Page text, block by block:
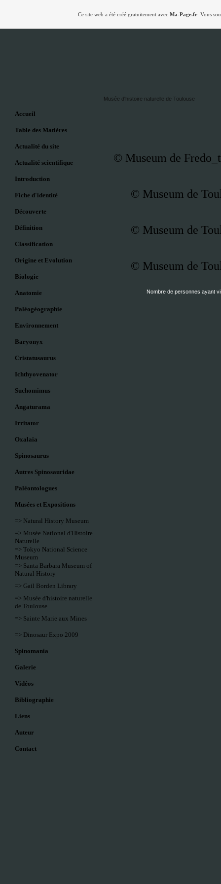
Accueil
Table des Matières
Actualité du site
Actualité scientifique
Introduction
Fiche d'identité
Découverte
Définition
Classification
Origine et Evolution
Biologie
Anatomie
Paléogéographie
Environnement
Baryonyx
Cristatusaurus
Ichthyovenator
Suchomimus
Angaturama
Irritator
Oxalaia
Spinosaurus
Autres Spinosauridae
Paléontologues
Musées et Expositions
=> Natural History Museum
=> Musée National d'Histoire
Naturelle
=> Tokyo National Science
Museum
=> Santa Barbara Museum of
Natural History
=> Gail Borden Library
=> Musée d'histoire naturelle
de Toulouse
=> Sainte Marie aux Mines
=> Dinosaur Expo 2009
Spinomania
Galerie
Vidéos
Bibliographie
Liens
Auteur
Contact
Musée d'histoire naturelle de Toulouse
© Museum de
© Museum de
© Museum de
© Museum de
Nombre de personnes ayant
Ce site web a été créé gratuitement avec Ma-Page.fr. Vous